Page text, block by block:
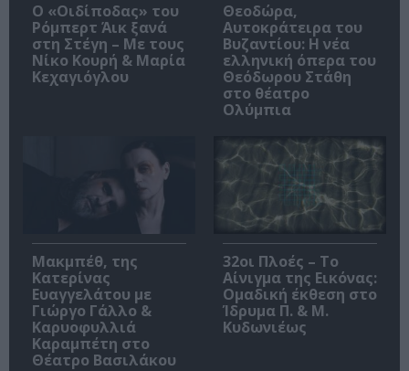
O «Οιδίποδας» του
Ρόμπερτ Άικ ξανά
στη Στέγη – Με τους
Νίκο Κουρή & Μαρία
Κεχαγιόγλου
Θεοδώρα,
Αυτοκράτειρα του
Βυζαντίου: Η νέα
ελληνική όπερα του
Θεόδωρου Στάθη
στο θέατρο
Ολύμπια
Μακμπέθ, της
Κατερίνας
Ευαγγελάτου με
Γιώργο Γάλλο &
Καρυοφυλλιά
Καραμπέτη στο
Θέατρο Βασιλάκου
32οι Πλοές – Το
Αίνιγμα της Εικόνας:
Ομαδική έκθεση στο
Ίδρυμα Π. & Μ.
Κυδωνιέως